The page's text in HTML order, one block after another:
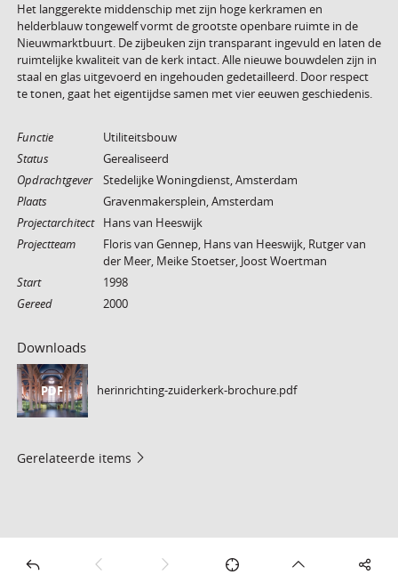
Het langgerekte middenschip met zijn hoge kerkramen en
helderblauw tongewelf vormt de grootste openbare ruimte in de
Nieuwmarktbuurt. De zijbeuken zijn transparant ingevuld en laten de
ruimtelijke kwaliteit van de kerk intact. Alle nieuwe bouwdelen zijn in
staal en glas uitgevoerd en ingehouden gedetailleerd. Door respect
te tonen, gaat het eigentijdse samen met vier eeuwen geschiedenis.
Functie
Utiliteitsbouw
Status
Gerealiseerd
Opdrachtgever
Stedelijke Woningdienst, Amsterdam
Plaats
Gravenmakersplein, Amsterdam
Projectarchitect
Hans van Heeswijk
Projectteam
Floris van Gennep, Hans van Heeswijk, Rutger van
der Meer, Meike Stoetser, Joost Woertman
Start
1998
Gereed
2000
Downloads
PDF herinrichting-zuiderkerk-brochure.pdf
Gerelateerde items